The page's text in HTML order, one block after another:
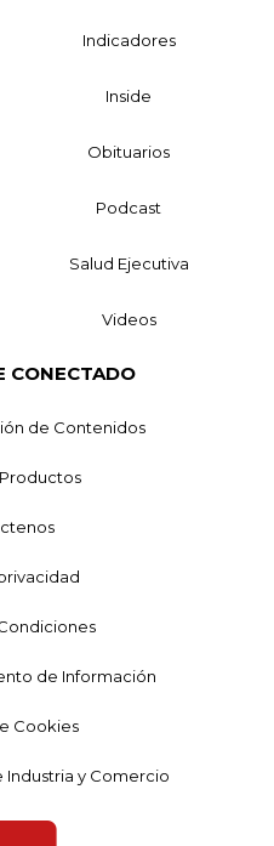
Indicadores
Inside
Obituarios
Podcast
Salud Ejecutiva
Videos
CONECTADO
de Contenidos
de Información
Cookies
y Comercio